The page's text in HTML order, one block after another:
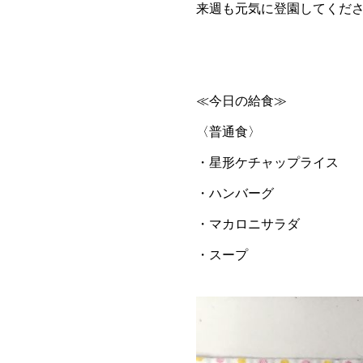
来週も元気に登園してくだ
≪今日の給食≫
〈普通食〉
・星形ケチャップライス
・ハンバーグ
・マカロニサラダ
・スープ